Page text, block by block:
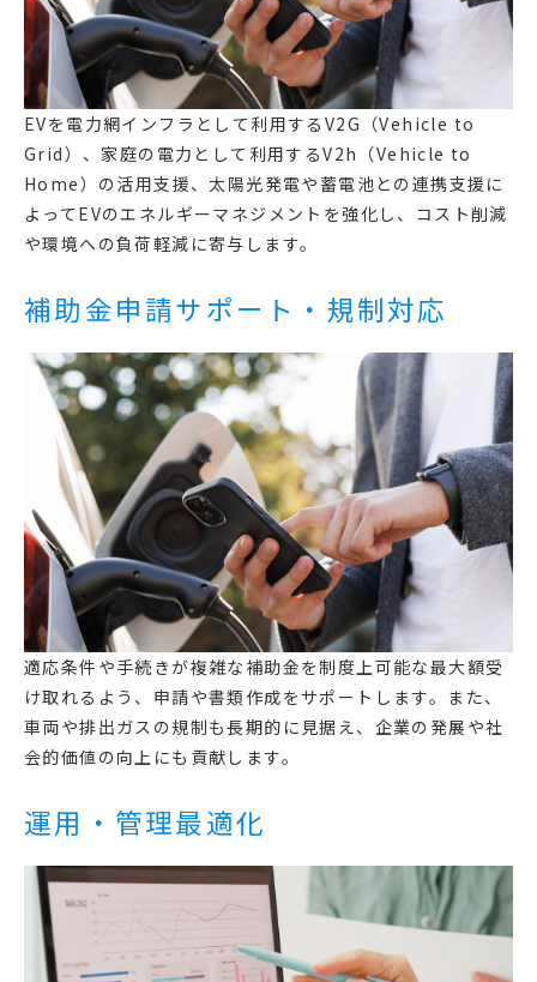
EVを電力網インフラとして利用するV2G（Vehicle to
Grid）、家庭の電力として利用するV2h（Vehicle to
Home）の活用支援、太陽光発電や蓄電池との連携支援に
よってEVのエネルギーマネジメントを強化し、コスト削減
や環境への負荷軽減に寄与します。
補助金申請サポート・規制対応
適応条件や手続きが複雑な補助金を制度上可能な最大額受
け取れるよう、申請や書類作成をサポートします。また、
車両や排出ガスの規制も長期的に見据え、企業の発展や社
会的価値の向上にも貢献します。
運用・管理最適化